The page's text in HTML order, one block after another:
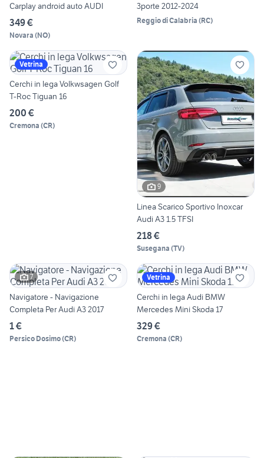
Carplay android auto AUDI
349 €
Novara (NO)
3porte 2012-2024
Reggio di Calabria (RC)
Vetrina
Cerchi in lega Volkwsagen Golf
T-Roc Tiguan 16
200 €
Cremona (CR)
9
Linea Scarico Sportivo Inoxcar
Audi A3 1.5 TFSI
218 €
Susegana (TV)
7
Navigatore - Navigazione
Completa Per Audi A3 2017
1 €
Persico Dosimo(CR)
Vetrina
Cerchi in lega Audi BMW
Mercedes Mini Skoda 17
329 €
Cremona (CR)